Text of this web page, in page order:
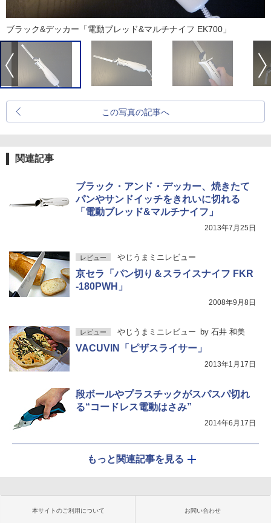
ブラック&デッカー「電動ブレッド&マルチナイフ EK700」
この写真の記事へ
関連記事
ブラック・アンド・デッカー、焼きたて
パンやサンドイッチをきれいに切れる
「電動ブレッド&マルチナイフ」
2013年7月25日
レビュー やじうまミニレビュー
京セラ「パン切り＆スライスナイフ FKR
-180PWH」
2008年9月8日
レビュー やじうまミニレビュー by 石井 和美
VACUVIN「ピザスライサー」
2013年1月17日
段ボールやプラスチックがスパスパ切れ
る“コードレス電動はさみ”
2014年6月17日
もっと関連記事を見る
本サイトのご利用について お問い合わせ